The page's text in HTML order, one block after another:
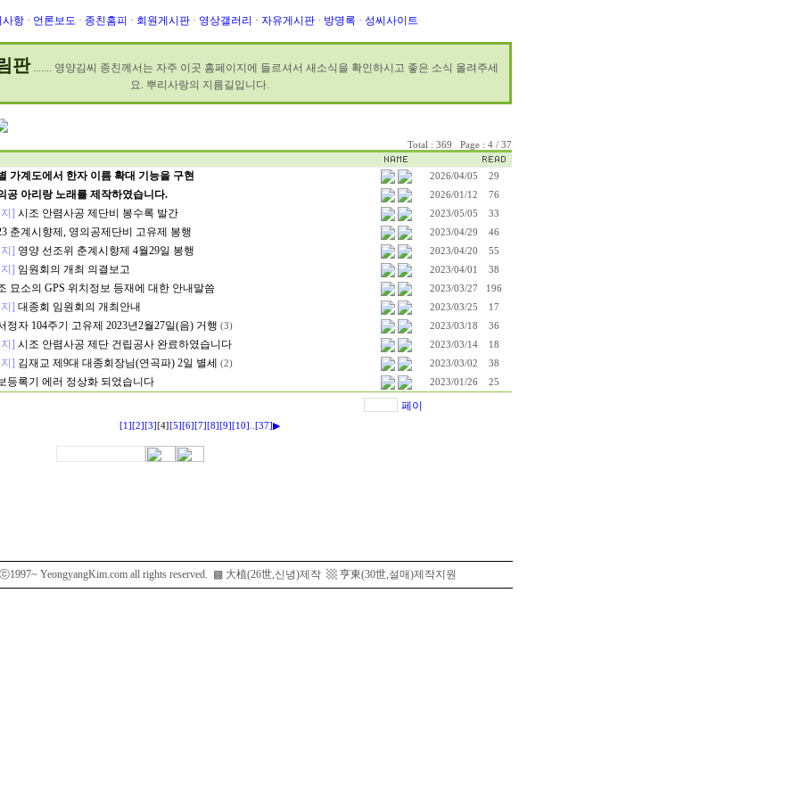
사항 · 언론보도 · 종친홈피 · 회원게시판 · 영상갤러리 · 자유게시판 · 방명록 · 성씨사이트
판....... 영양김씨 종친께서는 자주 이곳 홈페이지에 들르셔서 새소식을 확인하시고 좋은 소식 올려주세
요. 뿌리사랑의 지름길입니다.
Total : 369 Page : 4 / 37
가계도에서 한자 이름 확대 기능을 구현 2026/04/05 29
공 아리랑 노래를 제작하였습니다. 2026/01/12
76
] 시조 안렴사공 제단비 봉수록 발간 2023/05/05
33
춘계시향제, 영의공제단비 고유제 봉행 2023/04/29
46
] 영양 선조위 춘계시향제 4월29일 봉행 2023/04/20
55
] 임원회의 개최 의결보고 2023/04/01
38
묘소의 GPS 위치정보 등재에 대한 안내말씀 2023/03/27
196
] 대종회 임원회의 개최안내 2023/03/25
17
정자 104주기 고유제 2023년2월27일(음) 거행 (3) 2023/03/18
36
] 시조 안렴사공 제단 건립공사 완료하였습니다 2023/03/14
18
] 김재교 제9대 대종회장님(연곡파) 2일 별세 (2) 2023/03/02
38
등록기 에러 정상화 되었습니다 2023/01/26 25
[1] [2] [3] [4] [5] [6] [7] [8] [9] [10] ..[37]▶
YeongyangKim.com all rights reserved. ▩ 大植(26世,신녕)제작 ▩ 亨東(30世,설매)제작지원